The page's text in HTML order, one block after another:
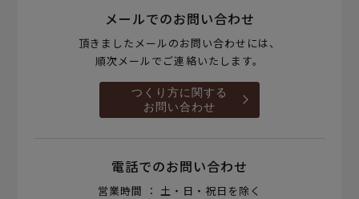
メールでのお問い合わせ
頂きましたメールのお問い合わせには、
順次メールでご連絡いたします。
つくり方に関する
お問い合わせ
電話でのお問い合わせ
営業時間 ： 土・日・祝日を除く